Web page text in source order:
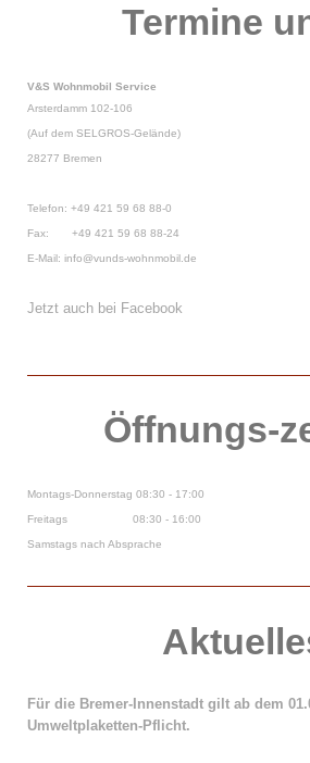
Termine
V&S Wohnmobil Service
Arsterdamm 102-106
(Auf dem SELGROS-Gelände)
28277 Bremen
Telefon: +49 421 59 68 88-0
Fax: +49 421 59 68 88-24
E-Mail: info@vunds-wohnmobil.de
Jetzt auch bei Facebook
Öffnungs-
Montags-Donnerstag 08:30 - 17:00
Freitags 08:30 - 16:00
Samstags nach Absprache
Für die Bremer-Innenstadt gilt ab dem
Umweltplaketten-Pflicht.